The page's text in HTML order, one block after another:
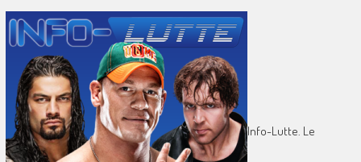
Info-Lutte. Le